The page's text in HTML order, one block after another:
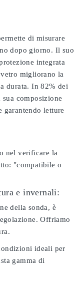
di misurare
dopo giorno. Il suo
integrata
migliorano la
durata. In 82% dei
composizione
garantendo letture
nel verificare la
"compatibile o
e invernali:
della sonda, è
Offriamo
ideali per
gamma di